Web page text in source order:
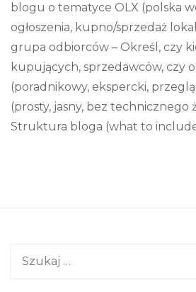
blogu o tematyce OLX (polska
ogłoszenia, kupno/sprzedaż
grupa odbiorców – Określ, czy
kupujących, sprzedawców, czy
(poradnikowy, ekspercki,
(prosty, jasny, bez technicznego
Struktura bloga (what to
Szukaj: